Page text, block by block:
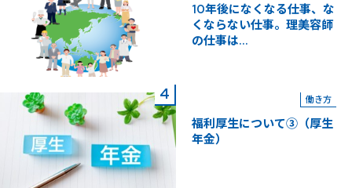
10年後になくなる仕事、な
くならない仕事。理美容師
の仕事は...
働き方
福利厚生について③（厚生
年金）